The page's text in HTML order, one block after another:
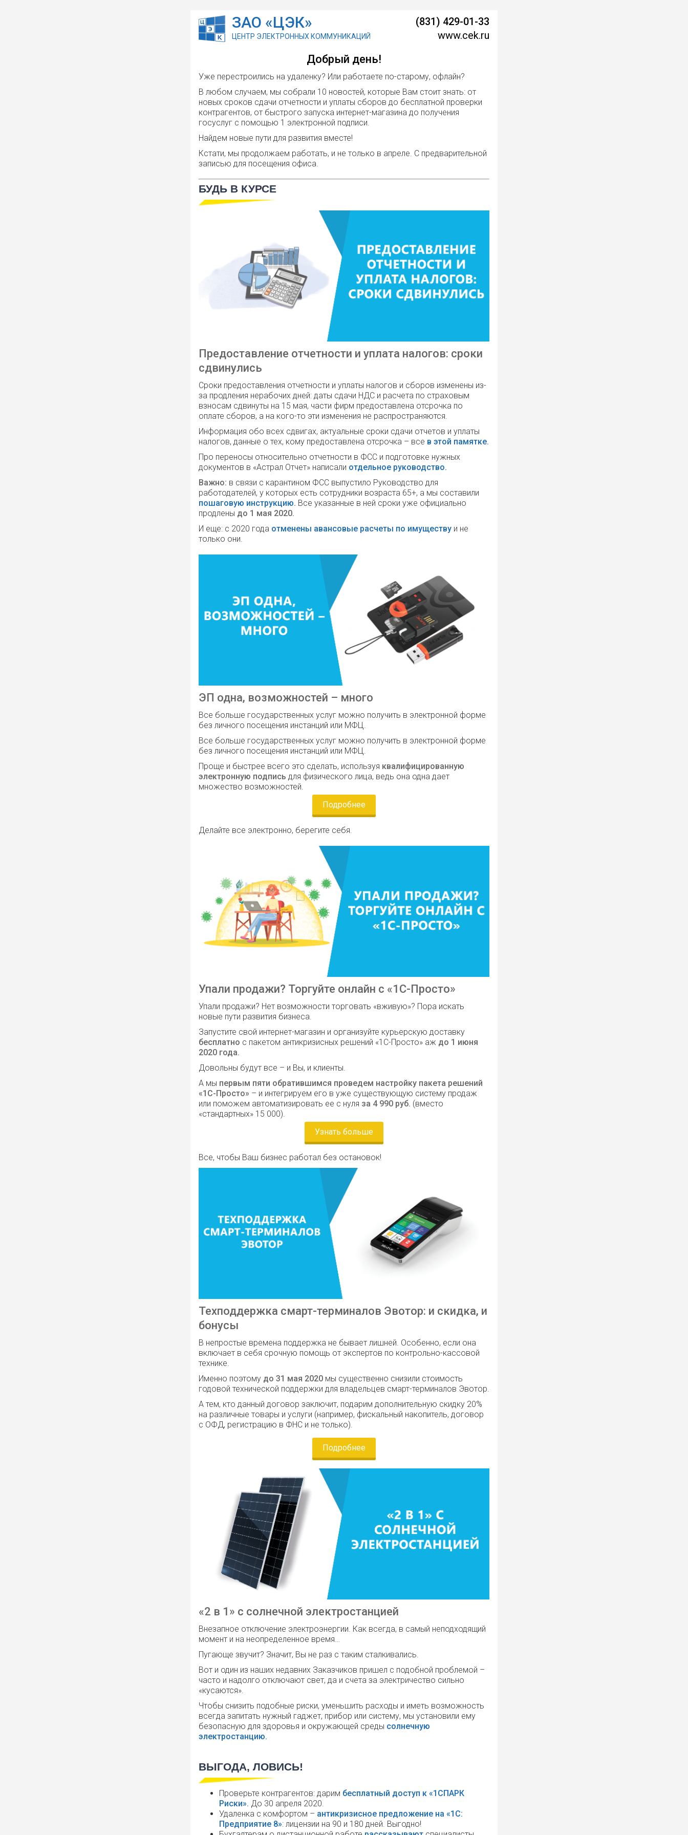
ЗАО «ЦЭК»
ЦЕНТР ЭЛЕКТРОННЫХ КОММУНИКАЦИЙ
(831) 429-01-33
www.cek.ru
Добрый день!
Уже перестроились на удаленку? Или работаете по-старому, офлайн?
В любом случаем, мы собрали 10 новостей, которые Вам стоит знать: от
новых сроков сдачи отчетности и уплаты сборов до бесплатной проверки
контрагентов, от быстрого запуска интернет-магазина до получения
госуслуг с помощью 1 электронной подписи.
Найдем новые пути для развития вместе!
Кстати, мы продолжаем работать, и не только в апреле. С предварительной
записью для посещения офиса.
БУДЬ В КУРСЕ
Предоставление отчетности и уплата налогов: сроки
сдвинулись
Сроки предоставления отчетности и уплаты налогов и сборов изменены из-
за продления нерабочих дней: даты сдачи НДС и расчета по страховым
взносам сдвинуты на 15 мая, части фирм предоставлена отсрочка по
оплате сборов, а на кого-то эти изменения не распространяются.
Информация обо всех сдвигах, актуальные сроки сдачи отчетов и уплаты
налогов, данные о тех, кому предоставлена отсрочка – все в этой памятке.
Про переносы относительно отчетности в ФСС и подготовке нужных
документов в «Астрал Отчет» написали отдельное руководство.
Важно: в связи с карантином ФСС выпустило Руководство для
работодателей, у которых есть сотрудники возраста 65+, а мы составили
пошаговую инструкцию. Все указанные в ней сроки уже официально
продлены до 1 мая 2020.
И еще: с 2020 года отменены авансовые расчеты по имуществу и не
только они.
ЭП одна, возможностей – много
Все больше государственных услуг можно получить в электронной форме
без личного посещения инстанций или МФЦ.
Все больше государственных услуг можно получить в электронной форме
без личного посещения инстанций или МФЦ.
Проще и быстрее всего это сделать, используя квалифицированную
электронную подпись для физического лица, ведь она одна дает
множество возможностей.
Подробнее
Делайте все электронно, берегите себя.
Упали продажи? Торгуйте онлайн с «1С-Просто»
Упали продажи? Нет возможности торговать «вживую»? Пора искать
новые пути развития бизнеса.
Запустите свой интернет-магазин и организуйте курьерскую доставку
бесплатно с пакетом антикризисных решений «1С-Просто» аж до 1 июня
2020 года.
Довольны будут все – и Вы, и клиенты.
А мы первым пяти обратившимся проведем настройку пакета решений
«1С-Просто» – и интегрируем его в уже существующую систему продаж
или поможем автоматизировать ее с нуля за 4 990 руб. (вместо
«стандартных» 15 000).
Узнать больше
Все, чтобы Ваш бизнес работал без остановок!
Техподдержка смарт-терминалов Эвотор: и скидка, и
бонусы
В непростые времена поддержка не бывает лишней. Особенно, если она
включает в себя срочную помощь от экспертов по контрольно-кассовой
технике.
Именно поэтому до 31 мая 2020 мы существенно снизили стоимость
годовой технической поддержки для владельцев смарт-терминалов Эвотор.
А тем, кто данный договор заключит, подарим дополнительную скидку 20%
на различные товары и услуги (например, фискальный накопитель, договор
с ОФД, регистрацию в ФНС и не только).
Подробнее
«2 в 1» с солнечной электростанцией
Внезапное отключение электроэнергии. Как всегда, в самый неподходящий
момент и на неопределенное время…
Пугающе звучит? Значит, Вы не раз с таким сталкивались.
Вот и один из наших недавних Заказчиков пришел с подобной проблемой –
часто и надолго отключают свет, да и счета за электричество сильно
«кусаются».
Чтобы снизить подобные риски, уменьшить расходы и иметь возможность
всегда запитать нужный гаджет, прибор или систему, мы установили ему
безопасную для здоровья и окружающей среды солнечную
электростанцию.
ВЫГОДА, ЛОВИСЬ!
Проверьте контрагентов: дарим бесплатный доступ к «1СПАРК
Риски». До 30 апреля 2020.
Удаленка с комфортом – антикризисное предложение на «1С:
Предприятие 8»: лицензии на 90 и 180 дней. Выгодно!